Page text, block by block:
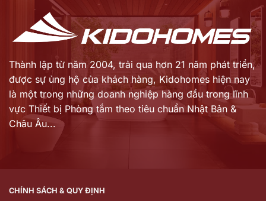
Thành lập từ năm 2004, trải qua hơn 21 năm phát triển,
được sự ủng hộ của khách hàng, Kidohomes hiện nay
là một trong những doanh nghiệp hàng đầu trong lĩnh
vực Thiết bị Phòng tắm theo tiêu chuẩn Nhật Bản &
Châu Âu...
CHÍNH SÁCH & QUY ĐỊNH